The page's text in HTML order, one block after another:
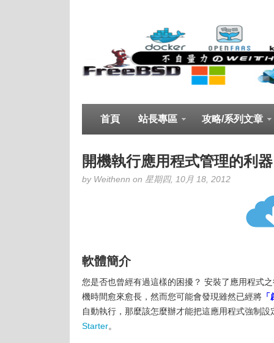
首頁 站長專區 攻略/系列文章
開機執行應用程式管理的利
by Weithenn on 星期四, 10月 18, 2012
軟體簡介
您是否也曾經有過這樣的困擾？ 安裝了應用程式
機時間愈來愈長，然而您可能會發現雖然已經將
自動執行，那麼該怎麼辦才能把這應用程式強制
Starter。